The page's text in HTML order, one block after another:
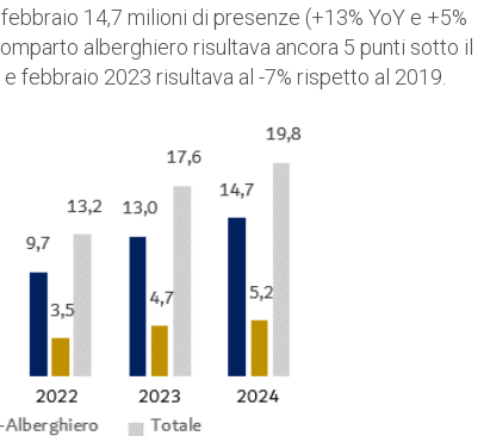
14,7 milioni di presenze (+13% YoY e +5%
alberghiero risultava ancora 5 punti sotto il
febbraio 2023 risultava al -7% rispetto al 2019.